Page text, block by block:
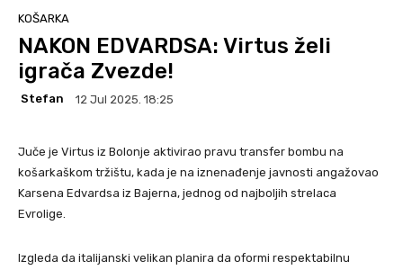
KOŠARKA
NAKON EDVARDSA: Virtus želi
igrača Zvezde!
Stefan 12 Jul 2025. 18:25
Juče je Virtus iz Bolonje aktivirao pravu transfer bombu na
košarkaškom tržištu, kada je na iznenađenje javnosti angažovao
Karsena Edvardsa iz Bajerna, jednog od najboljih strelaca
Evrolige.
Izgleda da italijanski velikan planira da oformi respektabilnu